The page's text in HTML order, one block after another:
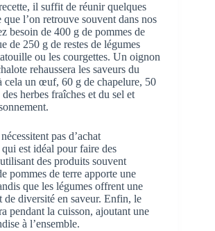
il suffit de réunir quelques
que l’on retrouve souvent dans nos
besoin de 400 g de pommes de
de 250 g de restes de légumes
ou les courgettes. Un oignon
rehaussera les saveurs du
cela un œuf, 60 g de chapelure, 50
herbes fraîches et du sel et
pas d’achat
est idéal pour faire des
des produits souvent
pommes de terre apporte une
que les légumes offrent une
de diversité en saveur. Enfin, le
pendant la cuisson, ajoutant une
à l’ensemble.